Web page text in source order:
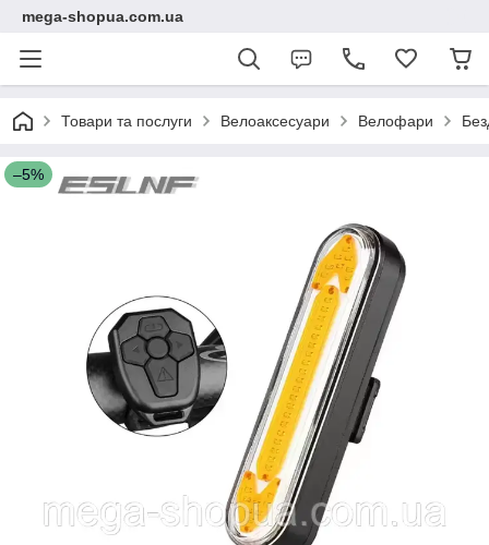
mega-shopua.com.ua
Товари та послуги Велоаксесуари Велофари
–5%